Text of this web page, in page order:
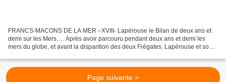
FRANCS-MACONS DE LA MER –XVIII- Lapérouse le Bilan de deux ans et
demi sur les Mers…. Après avoir parcouru pendant deux ans et demi les
mers du globe, et avant la disparition des deux Frégates. Lapérouse et son
Page suivante >